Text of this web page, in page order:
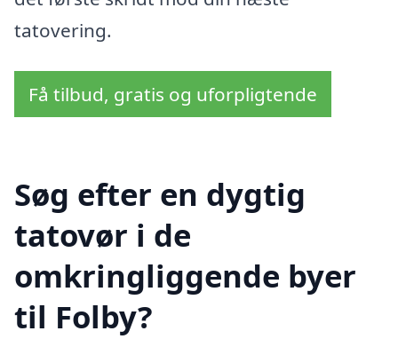
tatovering.
Få tilbud, gratis og uforpligtende
Søg efter en dygtig
tatovør i de
omkringliggende byer
til Folby?